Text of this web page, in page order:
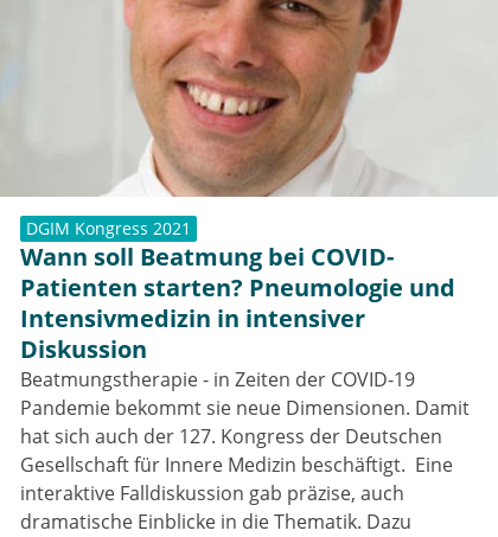
DGIM Kongress 2021
Wann soll Beatmung bei COVID-
Patienten starten? Pneumologie und
Intensivmedizin in intensiver
Diskussion
Beatmungstherapie - in Zeiten der COVID-19
Pandemie bekommt sie neue Dimensionen. Damit
hat sich auch der 127. Kongress der Deutschen
Gesellschaft für Innere Medizin beschäftigt. Eine
interaktive Falldiskussion gab präzise, auch
dramatische Einblicke in die Thematik. Dazu